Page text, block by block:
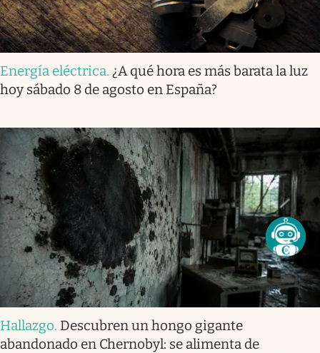
Energía eléctrica. ¿A qué hora es más barata la luz
hoy sábado 8 de agosto en España?
Hallazgo. Descubren un hongo gigante
abandonado en Chernobyl: se alimenta de